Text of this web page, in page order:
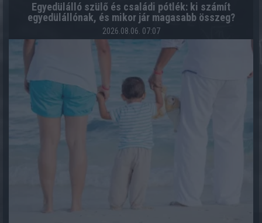
Egyedülálló szülő és családi pótlék: ki számít
egyedülállónak, és mikor jár magasabb összeg?
2026.08.06. 07:07